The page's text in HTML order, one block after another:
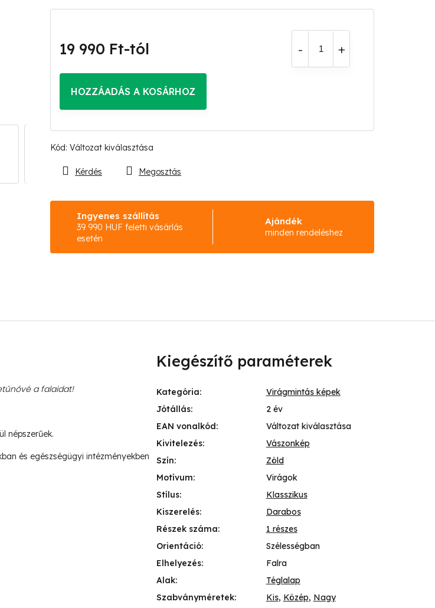
Kód: Változat kiválasztása
19 990 Ft-tól
HOZZÁADÁS A KOSÁRHOZ
Ingyenes szállítás
39 990 HUF feletti vásárlás
esetén
Ajándék
minden rendeléshez
Kérdés Megosztás
a falaidat!
népszerűek.
és egészségügyi intézményekben
Kiegészítő paraméterek
Kategória:
Virágmintás képek
Jótállás:
2 év
EAN vonalkód:
Változat kiválasztása
Kivitelezés:
Vászonkép
Szín:
Zöld
Motívum:
Virágok
Stílus:
Klasszikus
Kiszerelés:
Darabos
Részek száma:
1 részes
Orientáció:
Szélességban
Elhelyezés:
Falra
Alak:
Téglalap
Szabványméretek: Kis, Közép, Nagy